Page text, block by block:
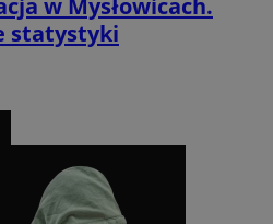
w Mysłowicach.
statystyki